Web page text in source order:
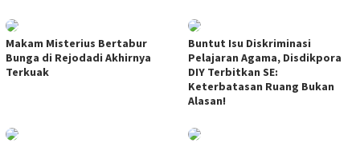
Makam Misterius Bertabur
Bunga di Rejodadi Akhirnya
Terkuak
Buntut Isu Diskriminasi
Pelajaran Agama, Disdikpora
DIY Terbitkan SE:
Keterbatasan Ruang Bukan
Alasan!